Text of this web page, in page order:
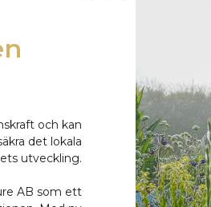
och kan
det lokala
utveckling.
AB som ett